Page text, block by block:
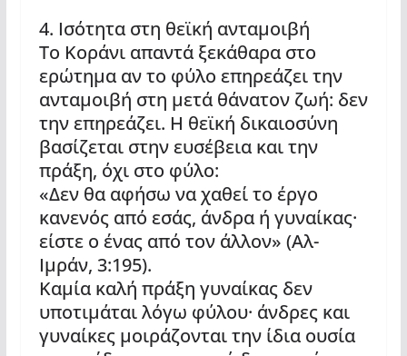
4. Ισότητα στη θεϊκή ανταμοιβή
Το Κοράνι απαντά ξεκάθαρα στο
ερώτημα αν το φύλο επηρεάζει την
ανταμοιβή στη μετά θάνατον ζωή: δεν
την επηρεάζει. Η θεϊκή δικαιοσύνη
βασίζεται στην ευσέβεια και την
πράξη, όχι στο φύλο:
«Δεν θα αφήσω να χαθεί το έργο
κανενός από εσάς, άνδρα ή γυναίκας·
είστε ο ένας από τον άλλον» (Αλ-
Ιμράν, 3:195).
Καμία καλή πράξη γυναίκας δεν
υποτιμάται λόγω φύλου· άνδρες και
γυναίκες μοιράζονται την ίδια ουσία